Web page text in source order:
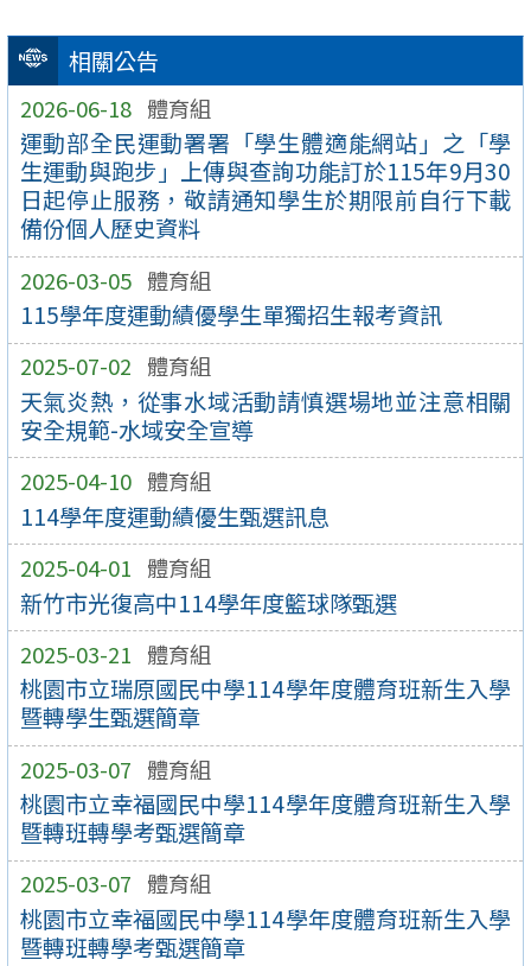
相關公告
2026-06-18 體育組
運動部全民運動署署「學生體適能網站」之「學
生運動與跑步」上傳與查詢功能訂於115年9月30
日起停止服務，敬請通知學生於期限前自行下載
備份個人歷史資料
2026-03-05 體育組
115學年度運動績優學生單獨招生報考資訊
2025-07-02 體育組
天氣炎熱，從事水域活動請慎選場地並注意相關
安全規範-水域安全宣導
2025-04-10 體育組
114學年度運動績優生甄選訊息
2025-04-01 體育組
新竹市光復高中114學年度籃球隊甄選
2025-03-21 體育組
桃園市立瑞原國民中學114學年度體育班新生入學
暨轉學生甄選簡章
2025-03-07 體育組
桃園市立幸福國民中學114學年度體育班新生入學
暨轉班轉學考甄選簡章
2025-03-07 體育組
桃園市立幸福國民中學114學年度體育班新生入學
暨轉班轉學考甄選簡章